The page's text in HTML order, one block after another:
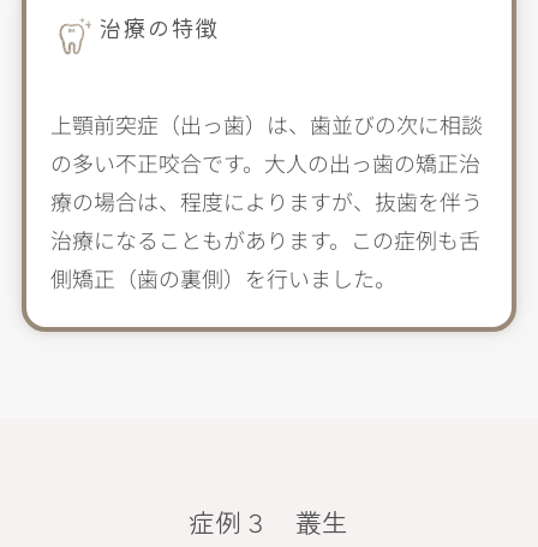
治療の特徴
上顎前突症（出っ歯）は、歯並びの次に相談
の多い不正咬合です。大人の出っ歯の矯正治
療の場合は、程度によりますが、抜歯を伴う
治療になることもがあります。この症例も舌
側矯正（歯の裏側）を行いました。
症例３ 叢生